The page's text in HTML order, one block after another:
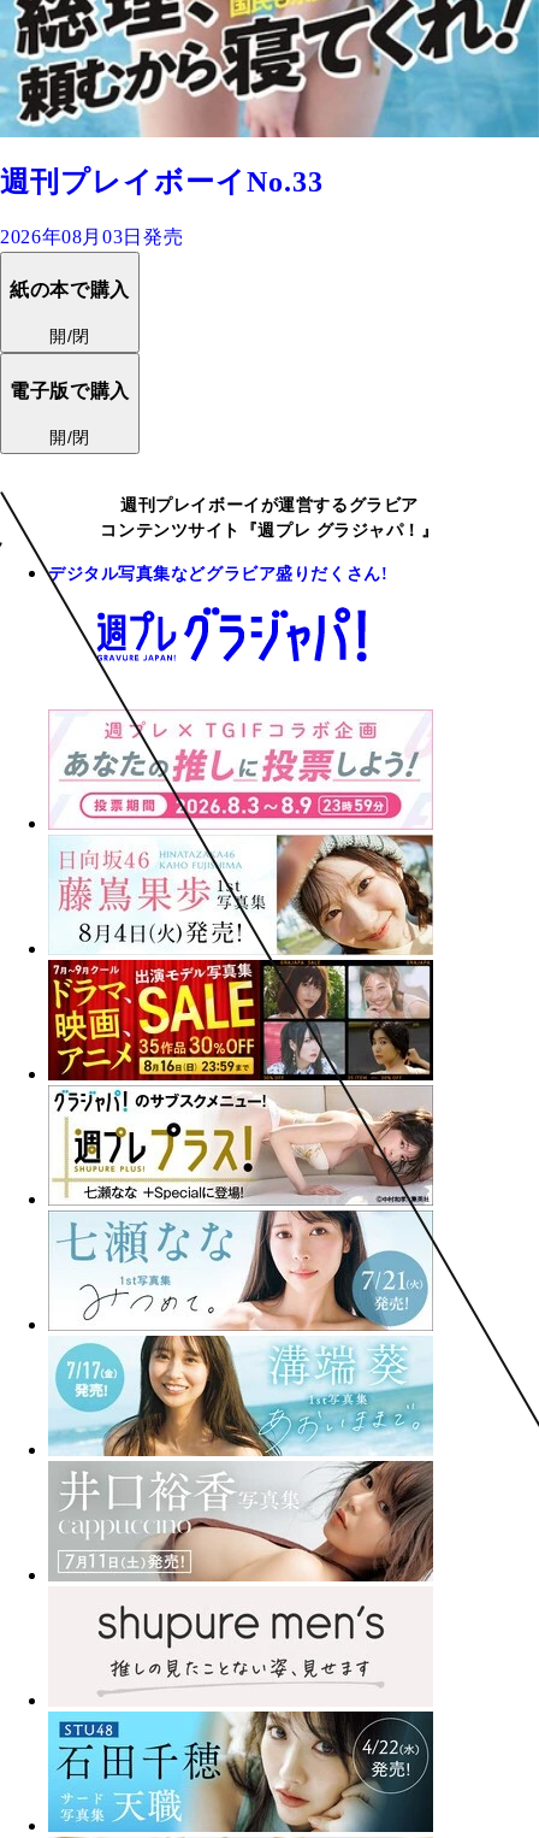
週刊プレイボーイNo.33
2026年08月03日発売
紙の本で購入
開/閉
電子版で購入
開/閉
週刊プレイボーイが運営するグラビア
コンテンツサイト『週プレ グラジャパ！』
デジタル写真集などグラビア盛りだくさん!